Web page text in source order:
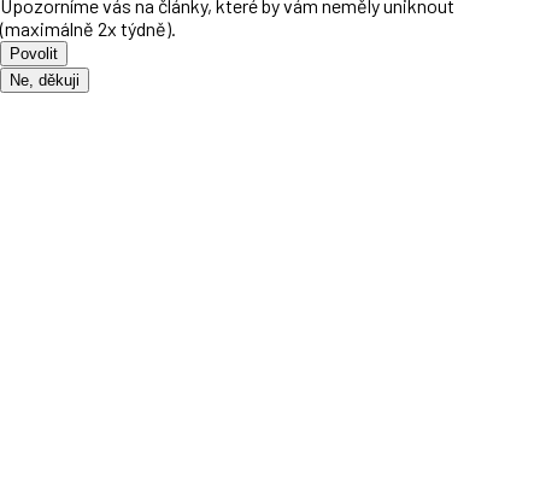
Upozorníme vás na články, které by vám neměly uniknout
(maximálně 2x týdně).
Povolit
Ne, děkuji